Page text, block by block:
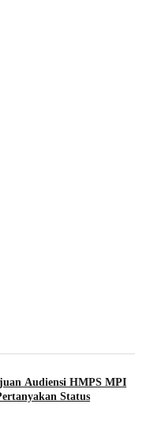
Audiensi HMPS MPI
Status